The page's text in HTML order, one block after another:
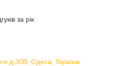
за рік
д.30В, Одеса, Україна